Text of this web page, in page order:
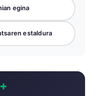
egina
estaldura